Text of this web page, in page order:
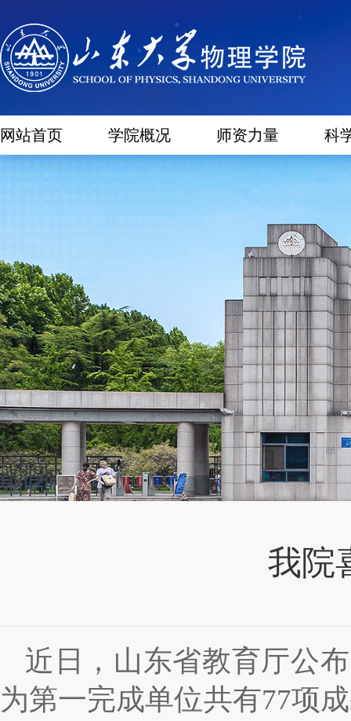
网站首页 学院概况 师资力量 科
我院
近日，山东省教育厅公
为第一完成单位共有77项